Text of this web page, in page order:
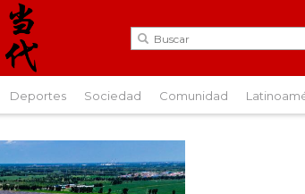
Deportes Sociedad Comunidad